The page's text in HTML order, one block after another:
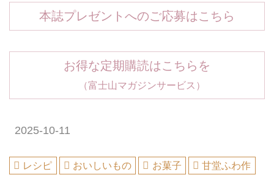
本誌プレゼントへのご応募はこちら
お得な定期購読はこちらを
（富士山マガジンサービス）
2025-10-11
レシピ おいしいもの お菓子 甘堂ふわ作